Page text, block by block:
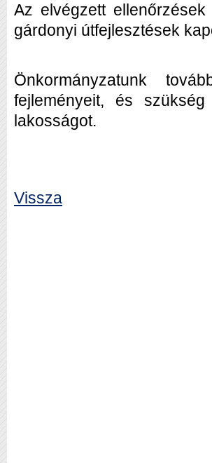
Az elvégzett
gárdonyi útfejlesztések
Önkormányzatunk
fejleményeit, és
lakosságot.
Vissza